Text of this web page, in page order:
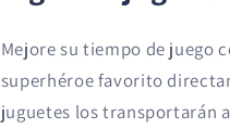
Mejore su tiempo de juego
superhéroe favorito
juguetes los transportarán